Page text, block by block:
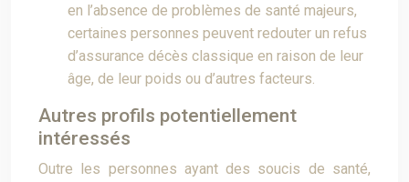
en l’absence de problèmes de santé majeurs,
certaines personnes peuvent redouter un refus
d’assurance décès classique en raison de leur
âge, de leur poids ou d’autres facteurs.
Autres profils potentiellement
intéressés
Outre les personnes ayant des soucis de santé,